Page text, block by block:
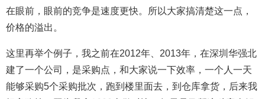
在眼前，眼前的竞争是速度更快。所以大家搞清楚这一点，
价格的溢出。
这里再举个例子，我之前在2012年、2013年，在深圳华强北
建了一个公司，是采购点，和大家说一下效率，一个人一天
能够采购5个采购批次，跑到楼里面去，到仓库拿货，后来我